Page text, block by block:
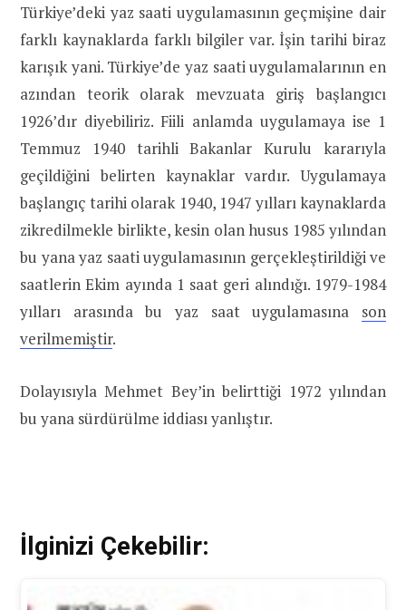
Türkiye’deki yaz saati uygulamasının geçmişine dair
farklı kaynaklarda farklı bilgiler var. İşin tarihi biraz
karışık yani. Türkiye’de yaz saati uygulamalarının en
azından teorik olarak mevzuata giriş başlangıcı
1926’dır diyebiliriz. Fiili anlamda uygulamaya ise 1
Temmuz 1940 tarihli Bakanlar Kurulu kararıyla
geçildiğini belirten kaynaklar vardır. Uygulamaya
başlangıç tarihi olarak 1940, 1947 yılları kaynaklarda
zikredilmekle birlikte, kesin olan husus 1985 yılından
bu yana yaz saati uygulamasının gerçekleştirildiği ve
saatlerin Ekim ayında 1 saat geri alındığı. 1979-1984
yılları arasında bu yaz saat uygulamasına son
verilmemiştir.
Dolayısıyla Mehmet Bey’in belirttiği 1972 yılından
bu yana sürdürülme iddiası yanlıştır.
İlginizi Çekebilir: